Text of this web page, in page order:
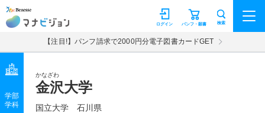
マナビジョン パンフ・願書
ログイン 検索
【注目!】パンフ請求で2000円分電子図書カードGET
かなざわ
金沢大学
国立大学 石川県
学部
学科